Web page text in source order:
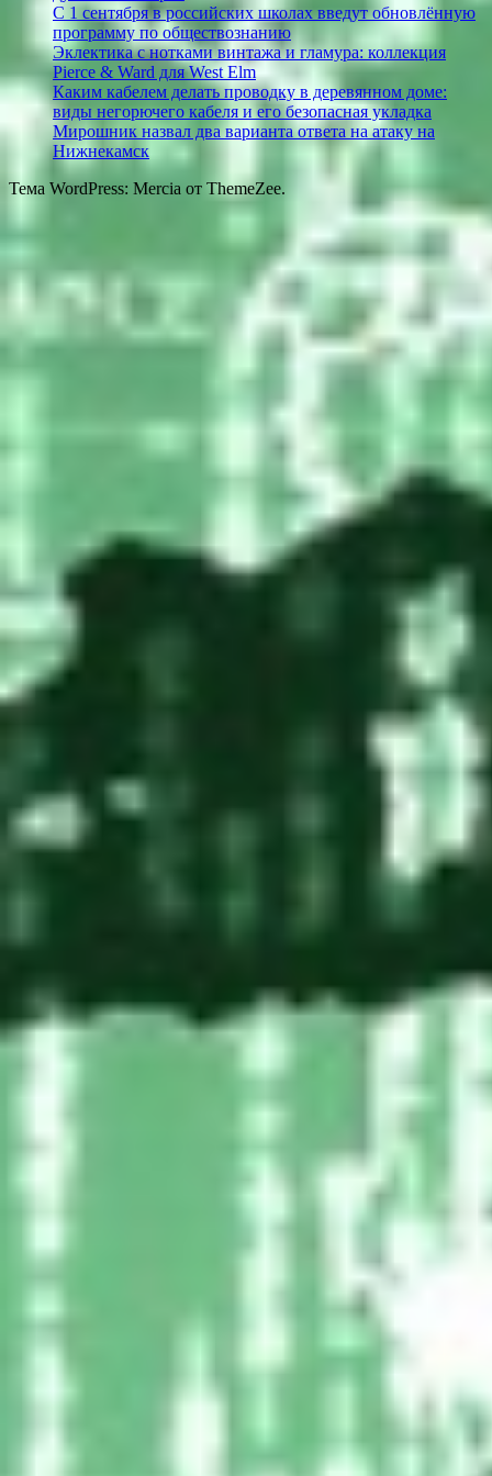
С 1 сентября в российских школах введут обновлённую
программу по обществознанию
Эклектика с нотками винтажа и гламура: коллекция
Pierce & Ward для West Elm
Каким кабелем делать проводку в деревянном доме:
виды негорючего кабеля и его безопасная укладка
Мирошник назвал два варианта ответа на атаку на
Нижнекамск
Тема WordPress: Mercia от ThemeZee.